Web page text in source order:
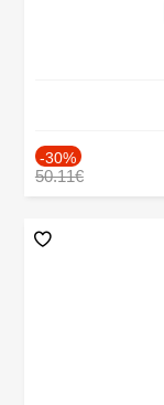
-30%
50.11€